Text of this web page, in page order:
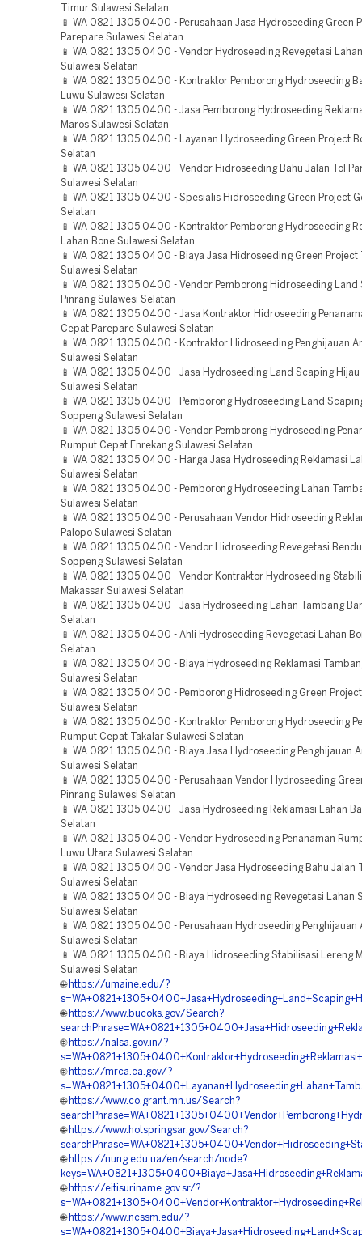
Timur Sulawesi Selatan
📱 WA 0821 1305 0400 - Perusahaan Jasa Hydroseeding Green
Parepare Sulawesi Selatan
📱 WA 0821 1305 0400 - Vendor Hydroseeding Revegetasi
Sulawesi Selatan
📱 WA 0821 1305 0400 - Kontraktor Pemborong Hydroseeding
Luwu Sulawesi Selatan
📱 WA 0821 1305 0400 - Jasa Pemborong Hydroseeding
Maros Sulawesi Selatan
📱 WA 0821 1305 0400 - Layanan Hydroseeding Green Project
Selatan
📱 WA 0821 1305 0400 - Vendor Hidroseeding Bahu Jalan Tol
Sulawesi Selatan
📱 WA 0821 1305 0400 - Spesialis Hidroseeding Green Project
Selatan
📱 WA 0821 1305 0400 - Kontraktor Pemborong Hydroseeding
Lahan Bone Sulawesi Selatan
📱 WA 0821 1305 0400 - Biaya Jasa Hidroseeding Green Project
Sulawesi Selatan
📱 WA 0821 1305 0400 - Vendor Pemborong Hidroseeding Land
Pinrang Sulawesi Selatan
📱 WA 0821 1305 0400 - Jasa Kontraktor Hidroseeding
Cepat Parepare Sulawesi Selatan
📱 WA 0821 1305 0400 - Kontraktor Hidroseeding Penghijauan
Sulawesi Selatan
📱 WA 0821 1305 0400 - Jasa Hydroseeding Land Scaping Hijau
Sulawesi Selatan
📱 WA 0821 1305 0400 - Pemborong Hydroseeding Land
Soppeng Sulawesi Selatan
📱 WA 0821 1305 0400 - Vendor Pemborong Hydroseeding
Rumput Cepat Enrekang Sulawesi Selatan
📱 WA 0821 1305 0400 - Harga Jasa Hydroseeding Reklamasi
Sulawesi Selatan
📱 WA 0821 1305 0400 - Pemborong Hydroseeding Lahan
Sulawesi Selatan
📱 WA 0821 1305 0400 - Perusahaan Vendor Hidroseeding
Palopo Sulawesi Selatan
📱 WA 0821 1305 0400 - Vendor Hidroseeding Revegetasi
Soppeng Sulawesi Selatan
📱 WA 0821 1305 0400 - Vendor Kontraktor Hydroseeding
Makassar Sulawesi Selatan
📱 WA 0821 1305 0400 - Jasa Hydroseeding Lahan Tambang
Selatan
📱 WA 0821 1305 0400 - Ahli Hydroseeding Revegetasi Lahan
Selatan
📱 WA 0821 1305 0400 - Biaya Hydroseeding Reklamasi
Sulawesi Selatan
📱 WA 0821 1305 0400 - Pemborong Hidroseeding Green
Sulawesi Selatan
📱 WA 0821 1305 0400 - Kontraktor Pemborong Hydroseeding
Rumput Cepat Takalar Sulawesi Selatan
📱 WA 0821 1305 0400 - Biaya Jasa Hydroseeding Penghijauan
Sulawesi Selatan
📱 WA 0821 1305 0400 - Perusahaan Vendor Hydroseeding
Pinrang Sulawesi Selatan
📱 WA 0821 1305 0400 - Jasa Hydroseeding Reklamasi Lahan
Selatan
📱 WA 0821 1305 0400 - Vendor Hydroseeding Penanaman
Luwu Utara Sulawesi Selatan
📱 WA 0821 1305 0400 - Vendor Jasa Hydroseeding Bahu Jalan
Sulawesi Selatan
📱 WA 0821 1305 0400 - Biaya Hydroseeding Revegetasi Lahan
Sulawesi Selatan
📱 WA 0821 1305 0400 - Perusahaan Hydroseeding Penghijauan
Sulawesi Selatan
📱 WA 0821 1305 0400 - Biaya Hidroseeding Stabilisasi Lereng
Sulawesi Selatan
🌐 https://umaine.edu/?
🌐 https://www.bucoks.gov/Search?
🌐 https://nalsa.gov.in/?
🌐 https://mrca.ca.gov/?
🌐 https://www.co.grant.mn.us/Search?
🌐 https://www.hotspringsar.gov/Search?
🌐 https://nung.edu.ua/en/search/node?
🌐 https://eitisuriname.gov.sr/?
🌐 https://www.ncssm.edu/?